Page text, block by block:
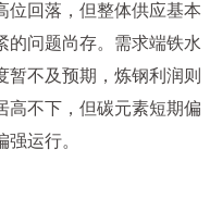
位回落，但整体供应基本
的问题尚存。需求端铁水
不及预期，炼钢利润则
高不下，但碳元素短期偏
运行。